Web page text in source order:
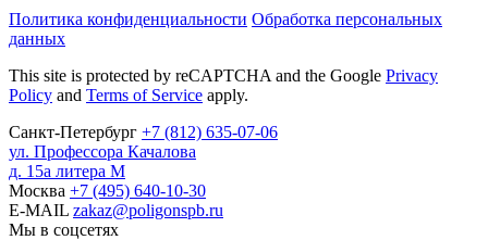
Политика конфиденциальности Обработка персональных
данных
This site is protected by reCAPTCHA and the Google Privacy
Policy and Terms of Service apply.
Санкт-Петербург +7 (812) 635-07-06
ул. Профессора Качалова
д. 15а литера М
Москва +7 (495) 640-10-30
E-MAIL zakaz@poligonspb.ru
Мы в соцсетях